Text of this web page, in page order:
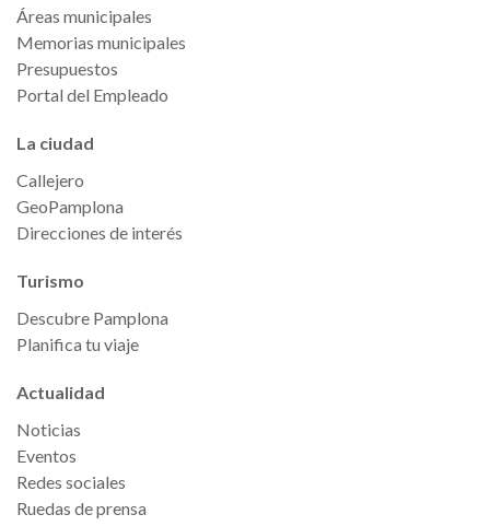
Áreas municipales
Memorias municipales
Presupuestos
Portal del Empleado
La ciudad
Callejero
GeoPamplona
Direcciones de interés
Turismo
Descubre Pamplona
Planifica tu viaje
Actualidad
Noticias
Eventos
Redes sociales
Ruedas de prensa